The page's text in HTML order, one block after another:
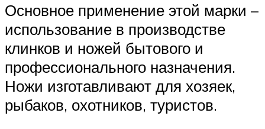
Основное применение этой марки –
использование в производстве
клинков и ножей бытового и
профессионального назначения.
Ножи изготавливают для хозяек,
рыбаков, охотников, туристов.